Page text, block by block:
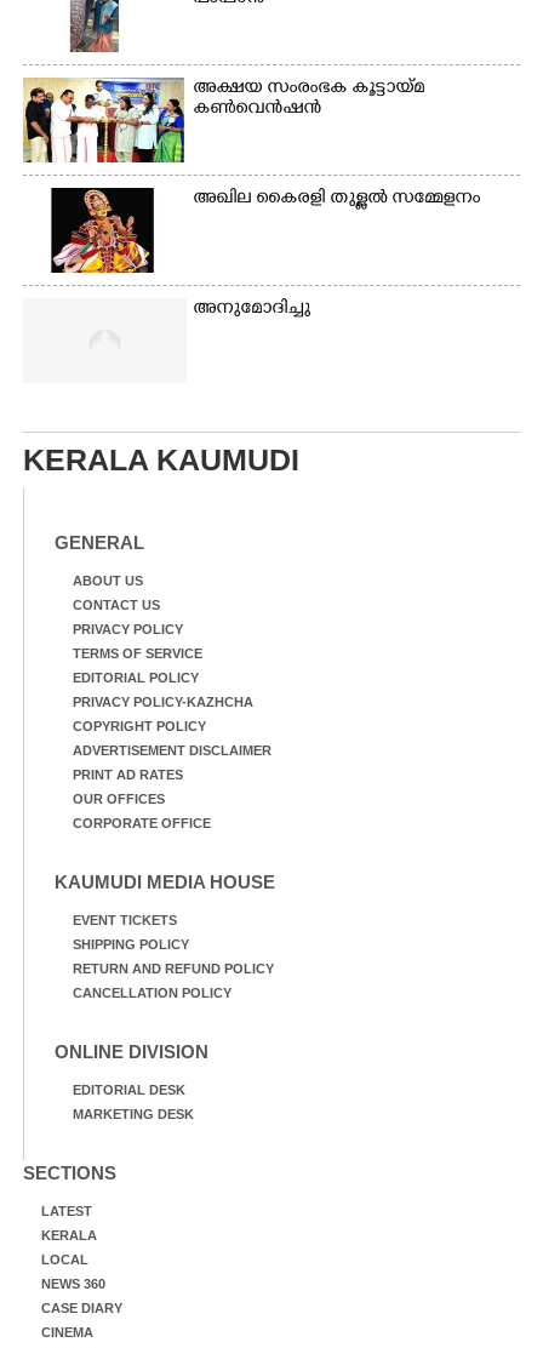
ടി.ജെ. വിനോദ്
എം.എൽ.എ, പ്രഷ്യൻ ബ്ലൂ
ആർട്ട് ഹബ് ഡയറക്ടർ
ടി.ആർ, സുരേഷ്
തുടങ്ങിയവർ സമീപം
അക്ഷയ സംരംഭക കൂട്ടായ്മ
കൺവെൻഷൻ
അഖില കൈരളി തുള്ളൽ സമ്മേളനം
അനുമോദിച്ചു
KERALA KAUMUDI
GENERAL
ABOUT US
CONTACT US
PRIVACY POLICY
TERMS OF SERVICE
EDITORIAL POLICY
PRIVACY POLICY-KAZHCHA
COPYRIGHT POLICY
ADVERTISEMENT DISCLAIMER
PRINT AD RATES
OUR OFFICES
CORPORATE OFFICE
KAUMUDI MEDIA HOUSE
EVENT TICKETS
SHIPPING POLICY
RETURN AND REFUND POLICY
CANCELLATION POLICY
ONLINE DIVISION
EDITORIAL DESK
MARKETING DESK
SECTIONS
LATEST
KERALA
LOCAL
NEWS 360
CASE DIARY
CINEMA